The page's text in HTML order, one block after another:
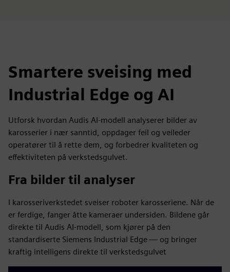
Smartere sveising med
Industrial Edge og AI
Utforsk hvordan Audis AI-modell analyserer bilder av
karosserier i nær sanntid, oppdager feil og veileder
operatører til å rette dem, og forbedrer kvaliteten og
effektiviteten på verkstedsgulvet.
Fra bilder til analyser
I karosseriverkstedet sveiser roboter karosseriene. Når de
er ferdige, fanger åtte kameraer undersiden. Bildene går
direkte til Audis AI-modell, som kjører på den
standardiserte Siemens Industrial Edge — og bringer
kraftig intelligens direkte til verkstedsgulvet